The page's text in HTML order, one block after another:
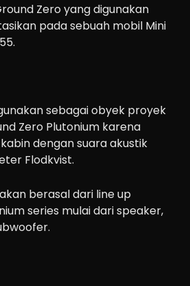
Zero yang digunakan
pada sebuah mobil Mini
sebagai obyek proyek
Zero Plutonium karena
dengan suara akustik
Flodkvist.
berasal dari line up
series mulai dari speaker,